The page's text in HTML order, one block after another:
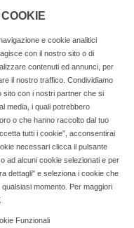
piattaforma web per i
i diritti riservati.
S.r.l. Largo San
- Tel: 0832.093720 Cell:
04571460759 - Rea: LE-
Stampa del Tribunale
e cookie analitici
con il nostro sito o di
contenuti ed annunci, per
il nostro traffico. Condividiamo
sito con i nostri partner che si
media, i quali potrebbero
o che hanno raccolto dal tuo
tutti i cookie”, acconsentirai
necessari clicca il pulsante
ad alcuni cookie selezionati e per
dettagli" e seleziona i cookie che
momento. Per maggiori
Funzionali